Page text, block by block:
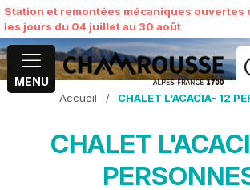
Station et remontées mécaniques ouvertes
les jours du 04 juillet au 30 août
MENU
MON
VOIR
Accueil / CHALET L'ACACIA- 12
CHALET